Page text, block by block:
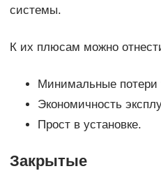
системы.
К их плюсам можно
Минимальные потери
Экономичность
Прост в установке.
Закрытые